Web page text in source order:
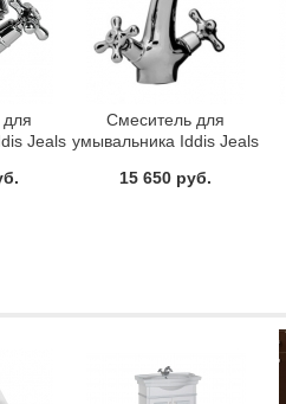
Jeals
Смеситель для
умывальника Iddis Jeals
15 650 руб.